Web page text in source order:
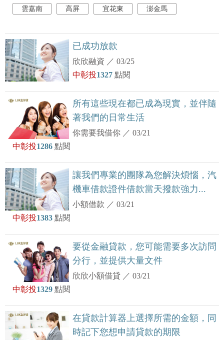
雲嘉南 高屏 宜花東 澎金馬
已成功放款
欣欣融資 ／03/25
中彰投1327點閱
所有這些現在都已成為現實，並伴隨
著我們的日常生活
你需要我借你 ／03/21
中彰投1286 點閱
讓我們專業的團隊為您解決煩惱，汽
機車借款證件借款當天撥款強力...
小額借款 ／03/21
中彰投1383 點閱
要從金融貸款，您可能需要多次訪問
分行，並提供大量文件
欣欣小額借貸 ／03/21
中彰投1329 點閱
在貸款計算器上選擇所需的金額，同
時記下您想申請貸款的期限